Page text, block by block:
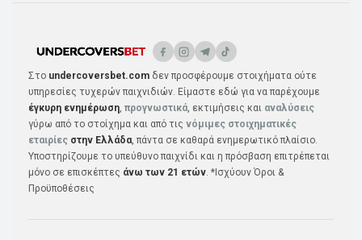
Στο undercoversbet.com δεν προσφέρουμε στοιχήματα ούτε
υπηρεσίες τυχερών παιχνιδιών. Είμαστε εδώ για να παρέχουμε
έγκυρη ενημέρωση, προγνωστικά, εκτιμήσεις και αναλύσεις
γύρω από το στοίχημα και από τις νόμιμες στοιχηματικές
εταιρίες στην Ελλάδα, πάντα σε καθαρά ενημερωτικό πλαίσιο.
Υποστηρίζουμε το υπεύθυνο παιχνίδι και η πρόσβαση επιτρέπεται
μόνο σε επισκέπτες άνω των 21 ετών. *Ισχύουν Όροι &
Προϋποθέσεις